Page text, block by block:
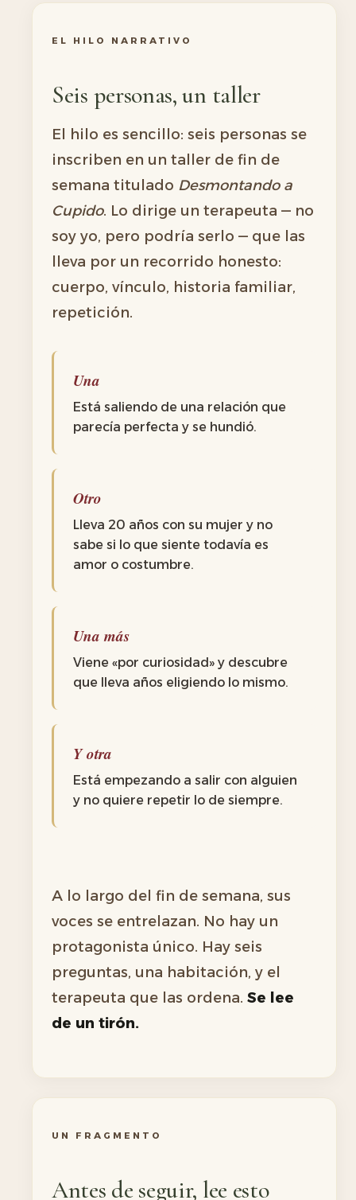
EL HILO NARRATIVO
Seis personas, un taller
El hilo es sencillo: seis personas se
inscriben en un taller de fin de
semana titulado Desmontando a
Cupido. Lo dirige un terapeuta — no
soy yo, pero podría serlo — que las
lleva por un recorrido honesto:
cuerpo, vínculo, historia familiar,
repetición.
Una
Está saliendo de una relación que
parecía perfecta y se hundió.
Otro
Lleva 20 años con su mujer y no
sabe si lo que siente todavía es
amor o costumbre.
Una más
Viene «por curiosidad» y descubre
que lleva años eligiendo lo mismo.
Y otra
Está empezando a salir con alguien
y no quiere repetir lo de siempre.
A lo largo del fin de semana, sus
voces se entrelazan. No hay un
protagonista único. Hay seis
preguntas, una habitación, y el
terapeuta que las ordena. Se lee
de un tirón.
UN FRAGMENTO
Antes de seguir, lee esto